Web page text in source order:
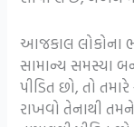
આજકાલ લોકોના
સામાન્ય સમસ્યા
પીડિત છો, તો
રાખવો તેનાથી